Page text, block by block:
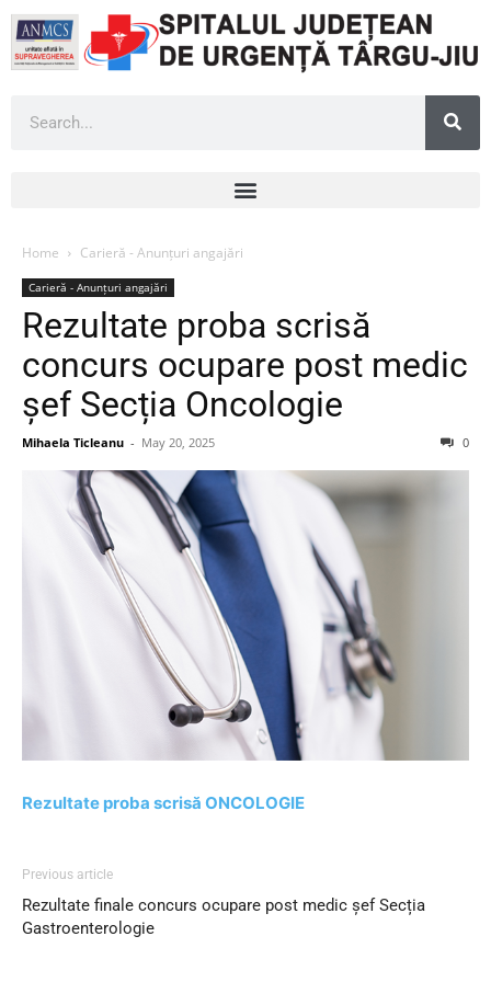
Home Carieră - Anunțuri angajări
Carieră - Anunțuri angajări
Rezultate proba scrisă
concurs ocupare post medic
șef Secția Oncologie
Mihaela Ticleanu - May 20, 2025 0
Rezultate proba scrisă ONCOLOGIE
Previous article
Rezultate finale concurs ocupare post medic șef Secția
Gastroenterologie